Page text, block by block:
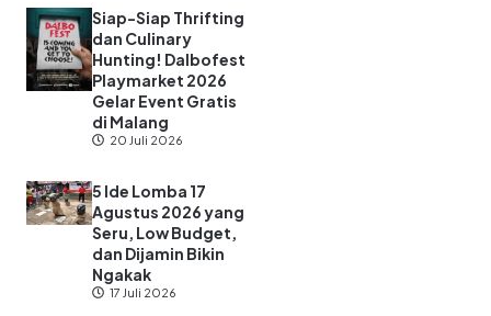
Siap-Siap Thrifting
dan Culinary
Hunting! Dalbofest
Playmarket 2026
Gelar Event Gratis
di Malang
20 Juli 2026
5 Ide Lomba 17
Agustus 2026 yang
Seru, Low Budget,
dan Dijamin Bikin
Ngakak
17 Juli 2026